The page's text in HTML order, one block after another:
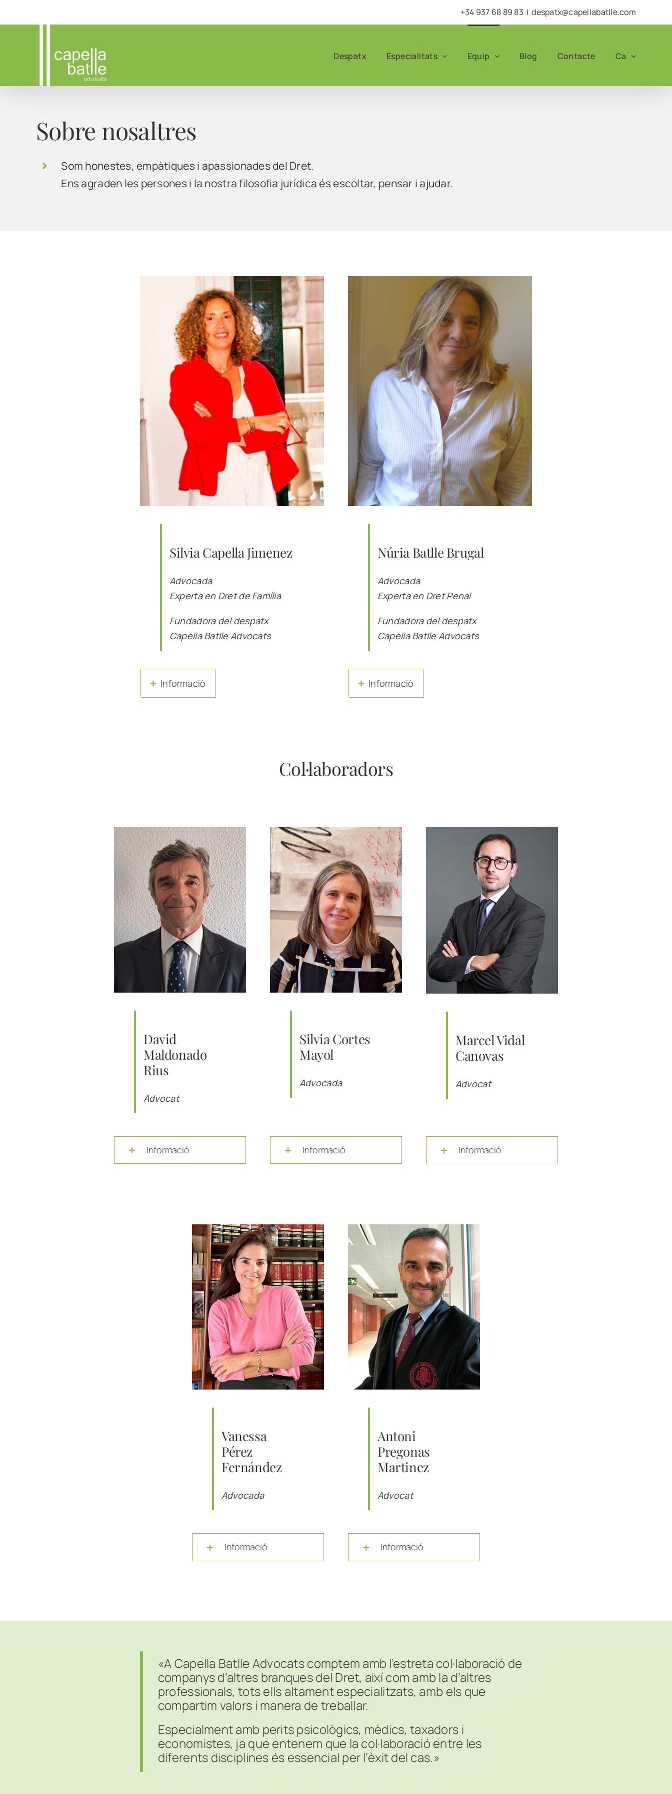
to
+34 937 68 89 83 | despatx@capellabatlle.com
Despatx Especialitats Equip Blog Contacte Ca
Sobre nosaltres
Som honestes, empàtiques i apassionades del Dret.
Ens agraden les persones i la nostra filosofia jurídica és escoltar, pensar i ajudar.
Silvia Capella Jimenez
Advocada
Experta en Dret de Família
Fundadora del despatx
Capella Batlle Advocats
Informació
Núria Batlle Brugal
Advocada
Experta en Dret Penal
Fundadora del despatx
Capella Batlle Advocats
Informació
Col·laboradors
David
Maldonado
Rius
Advocat
Informació
Silvia Cortes
Mayol
Advocada
Informació
Marcel Vidal
Canovas
Advocat
Informació
Vanessa
Pérez
Fernández
Advocada
Informació
Antoni
Pregonas
Martinez
Advocat
Informació
«A Capella Batlle Advocats comptem amb l’estreta col·laboració de
companys d’altres branques del Dret, així com amb la d’altres
professionals, tots ells altament especialitzats, amb els que
compartim valors i manera de treballar.
Especialment amb perits psicològics, mèdics, taxadors i
economistes, ja que entenem que la col·laboració entre les
diferents disciplines és essencial per l’èxit del cas.»